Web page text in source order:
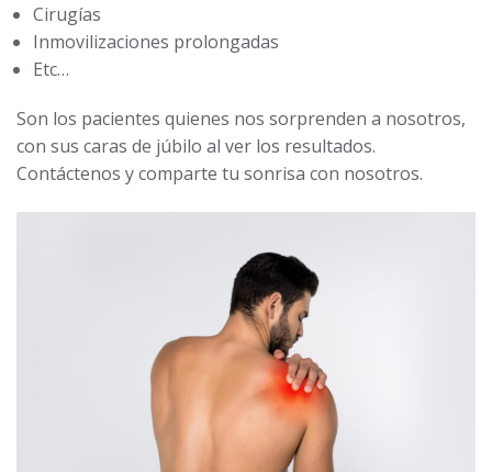
Cirugías
Inmovilizaciones prolongadas
Etc…
Son los pacientes quienes nos sorprenden a nosotros,
con sus caras de júbilo al ver los resultados.
Contáctenos y comparte tu sonrisa con nosotros.